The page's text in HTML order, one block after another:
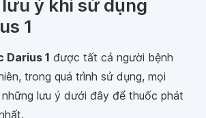
ý khi sử dụng
1
Darius 1 được tất cả người bệnh
trong quá trình sử dụng, mọi
lưu ý dưới đây để thuốc phát